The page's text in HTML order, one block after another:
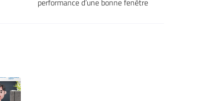
performance d’une bonne fenêtre